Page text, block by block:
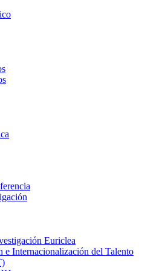
Euriclea
e Internacionalización del Talento